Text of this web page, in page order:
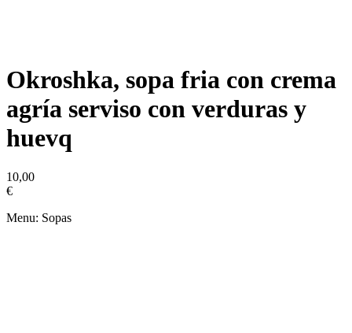
Okroshka, sopa fria con crema
agría serviso con verduras y
huevq
10,00
€
Menu: Sopas